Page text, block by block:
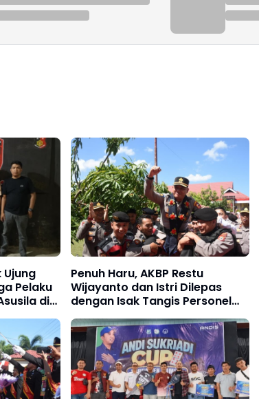
Ujung
Pelaku
di
Penuh Haru, AKBP Restu
Wijayanto dan Istri Dilepas
dengan Isak Tangis Personel
Polres Bulukumba